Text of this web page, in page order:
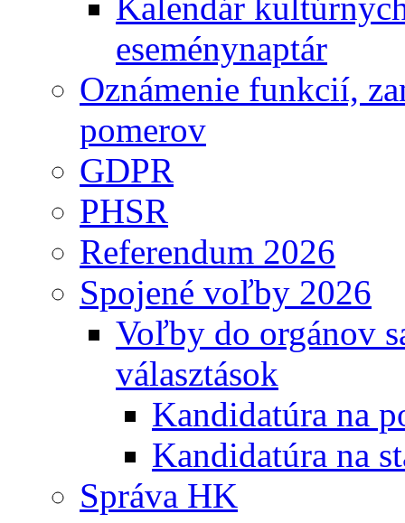
eseménynaptár
Oznámenie funkcií,
pomerov
GDPR
PHSR
Referendum 2026
Spojené voľby 2026
Voľby do orgánov
választások
Kandidatúra na
Kandidatúra na
Správa HK